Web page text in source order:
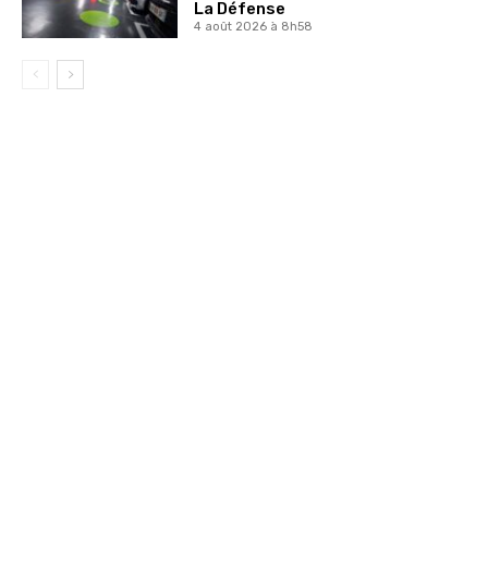
La Défense
4 août 2026 à 8h58